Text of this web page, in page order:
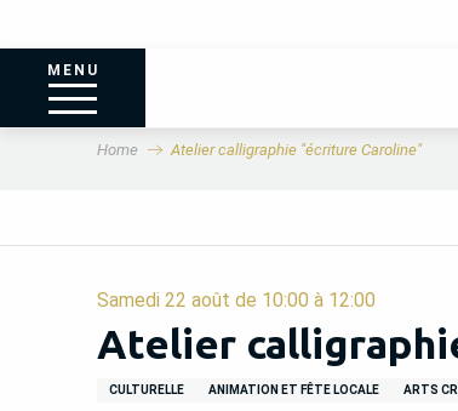
MENU
Home Atelier calligraphie "écriture Caroline"
Samedi 22 août de 10:00 à 12:00
Atelier
CULTURELLE ANIMATION ET FÊTE LOCALE ARTS